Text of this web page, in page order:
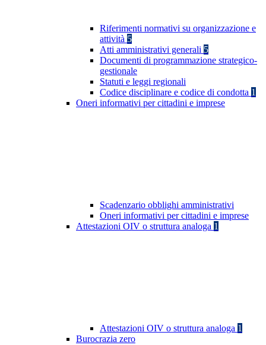
Riferimenti normativi su organizzazione e
attività 5
Atti amministrativi generali 5
Documenti di programmazione strategico-
gestionale
Statuti e leggi regionali
Codice disciplinare e codice di condotta 1
Oneri informativi per cittadini e imprese
Scadenzario obblighi amministrativi
Oneri informativi per cittadini e imprese
Attestazioni OIV o struttura analoga 1
Attestazioni OIV o struttura analoga 1
Burocrazia zero